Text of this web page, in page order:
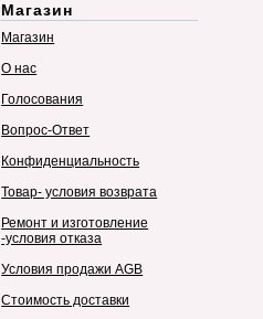
Магазин
Магазин
О нас
Голосования
Вопрос-Ответ
Конфиденциальность
Товар- условия возврата
Ремонт и изготовление
-условия отказа
Условия продажи AGB
Стоимость доставки